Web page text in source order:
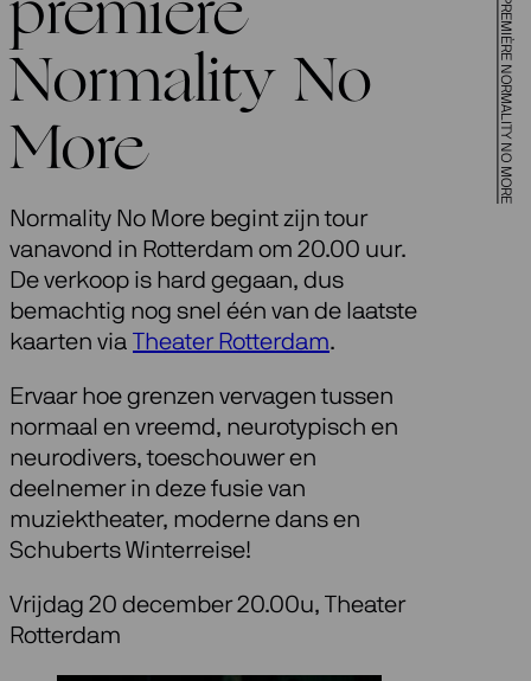
VANAVOND PREMIÈRE NORMALITY NO MORE
première
Normality No
More
Normality No More begint zijn tour
vanavond in Rotterdam om 20.00 uur.
De verkoop is hard gegaan, dus
bemachtig nog snel één van de laatste
kaarten via Theater Rotterdam.
Ervaar hoe grenzen vervagen tussen
normaal en vreemd, neurotypisch en
neurodivers, toeschouwer en
deelnemer in deze fusie van
muziektheater, moderne dans en
Schuberts Winterreise!
Vrijdag 20 december 20.00u, Theater
Rotterdam